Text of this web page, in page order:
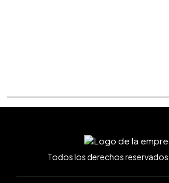
Todos los derechos